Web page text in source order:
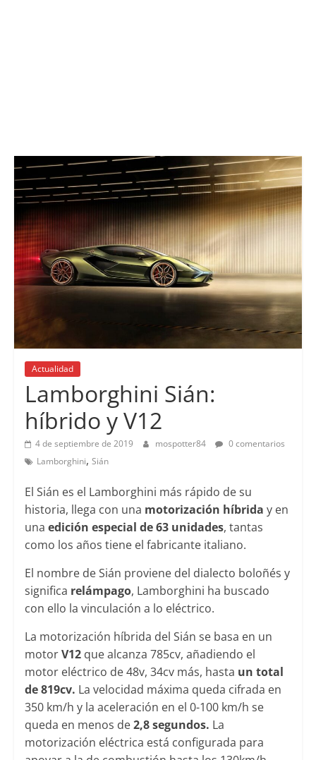
Actualidad
Lamborghini Sián:
híbrido y V12
4 de septiembre de 2019 mospotter84
0 comentarios
Lamborghini, Sián
El Sián es el Lamborghini más rápido de su
historia, llega con una motorización híbrida y en
una edición especial de 63 unidades, tantas
como los años tiene el fabricante italiano.
El nombre de Sián proviene del dialecto boloñés y
significa relámpago, Lamborghini ha buscado
con ello la vinculación a lo eléctrico.
La motorización híbrida del Sián se basa en un
motorV12que alcanza 785cv, añadiendo el
motor eléctrico de 48v, 34cv más, hasta un total
de 819cv. La velocidad máxima queda cifrada en
350 km/h y la aceleración en el 0-100 km/h se
queda en menos de2,8 segundos. La
motorización eléctrica está configurada para